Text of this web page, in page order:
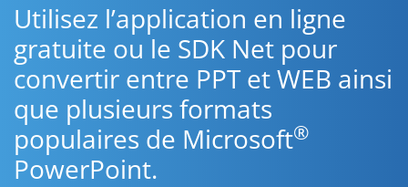
Utilisez l’application en ligne
gratuite ou le SDK Net pour
convertir entre PPT et WEB ainsi
que plusieurs formats
populaires de Microsoft®
PowerPoint.